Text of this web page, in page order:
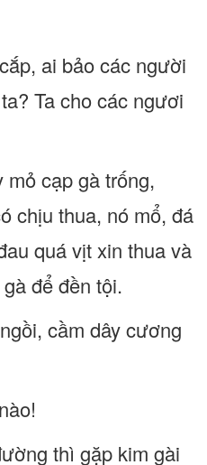
ai bảo các người
Ta cho các ngươi
mỏ cạp gà trống,
chịu thua, nó mổ, đá
quá vịt xin thua và
để đền tội.
cầm dây cương
thì gặp kim gài